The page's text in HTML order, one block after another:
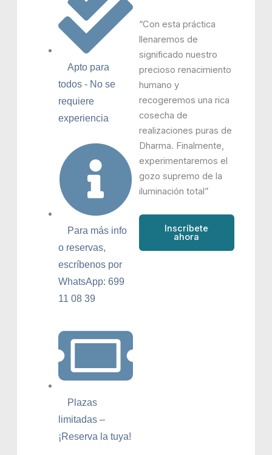
Apto para
todos - No se
requiere
experiencia
Para más info
o reservas,
escríbenos por
WhatsApp: 699
11 08 39
Plazas
limitadas –
¡Reserva la tuya!
“Con esta práctica
llenaremos de
significado nuestro
precioso renacimiento
humano y
recogeremos una rica
cosecha de
realizaciones puras de
Dharma. Finalmente,
experimentaremos el
gozo supremo de la
iluminación total”
Inscríbete
ahora